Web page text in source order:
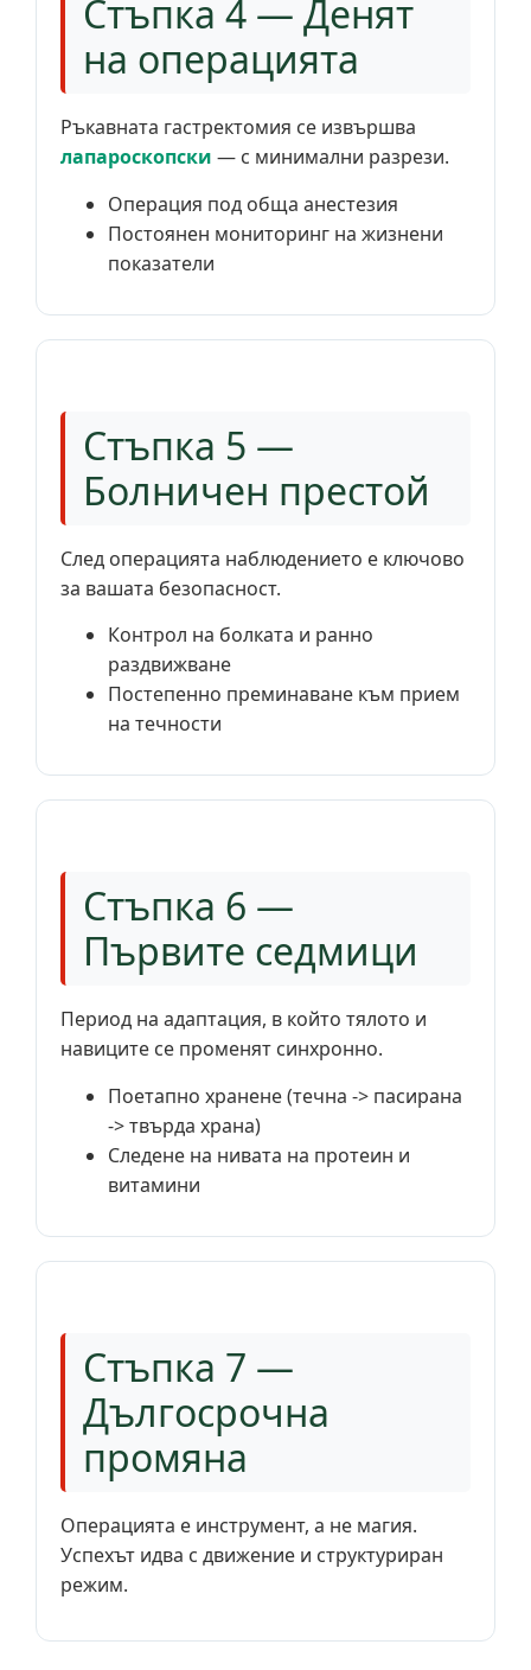
Стъпка 4 — Денят
на операцията
Ръкавната гастректомия се извършва
лапароскопски — с минимални разрези.
Операция под обща анестезия
Постоянен мониторинг на жизнени
показатели
Стъпка 5 —
Болничен престой
След операцията наблюдението е ключово
за вашата безопасност.
Контрол на болката и ранно
раздвижване
Постепенно преминаване към прием
на течности
Стъпка 6 —
Първите седмици
Период на адаптация, в който тялото и
навиците се променят синхронно.
Поетапно хранене (течна -> пасирана
-> твърда храна)
Следене на нивата на протеин и
витамини
Стъпка 7 —
Дългосрочна
промяна
Операцията е инструмент, а не магия.
Успехът идва с движение и структуриран
режим.